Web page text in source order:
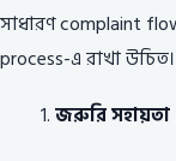
সাধারণ complaint
process-এ রাখা উচিত।
জরুরি